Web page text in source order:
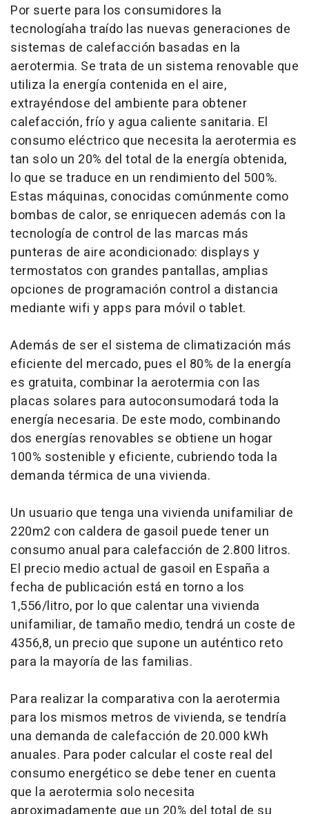
Por suerte para los consumidores la
tecnologíaha traído las nuevas generaciones de
sistemas de calefacción basadas en la
aerotermia. Se trata de un sistema renovable que
utiliza la energía contenida en el aire,
extrayéndose del ambiente para obtener
calefacción, frío y agua caliente sanitaria. El
consumo eléctrico que necesita la aerotermia es
tan solo un 20% del total de la energía obtenida,
lo que se traduce en un rendimiento del 500%.
Estas máquinas, conocidas comúnmente como
bombas de calor, se enriquecen además con la
tecnología de control de las marcas más
punteras de aire acondicionado: displays y
termostatos con grandes pantallas, amplias
opciones de programación control a distancia
mediante wifi y apps para móvil o tablet.
Además de ser el sistema de climatización más
eficiente del mercado, pues el 80% de la energía
es gratuita, combinar la aerotermia con las
placas solares para autoconsumodará toda la
energía necesaria. De este modo, combinando
dos energías renovables se obtiene un hogar
100% sostenible y eficiente, cubriendo toda la
demanda térmica de una vivienda.
Un usuario que tenga una vivienda unifamiliar de
220m2 con caldera de gasoil puede tener un
consumo anual para calefacción de 2.800 litros.
El precio medio actual de gasoil en España a
fecha de publicación está en torno a los
1,556/litro, por lo que calentar una vivienda
unifamiliar, de tamaño medio, tendrá un coste de
4356,8, un precio que supone un auténtico reto
para la mayoría de las familias.
Para realizar la comparativa con la aerotermia
para los mismos metros de vivienda, se tendría
una demanda de calefacción de 20.000 kWh
anuales. Para poder calcular el coste real del
consumo energético se debe tener en cuenta
que la aerotermia solo necesita